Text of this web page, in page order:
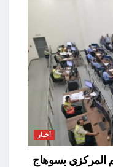
أخبار
المركزي بسوهاج